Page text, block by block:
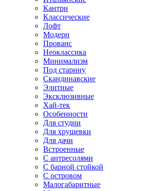
Кантри
Классические
Лофт
Модерн
Прованс
Неоклассика
Минимализм
Под старину
Скандинавские
Элитные
Эксклюзивные
Хай-тек
Особенности
Для студии
Для хрущевки
Для дачи
Встроенные
С антресолями
С барной стойкой
С островом
Малогабаритные